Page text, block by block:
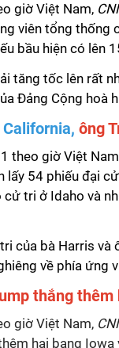
giờ Việt Nam,
viên tổng thống
bầu hiện có lên
tăng tốc lên rất
Đảng Cộng hoà
ông
theo giờ Việt
lấy 54 phiếu đại
tri ở Idaho và
của bà Harris và
về phía ứng
thắng thêm
giờ Việt Nam,
hai bang